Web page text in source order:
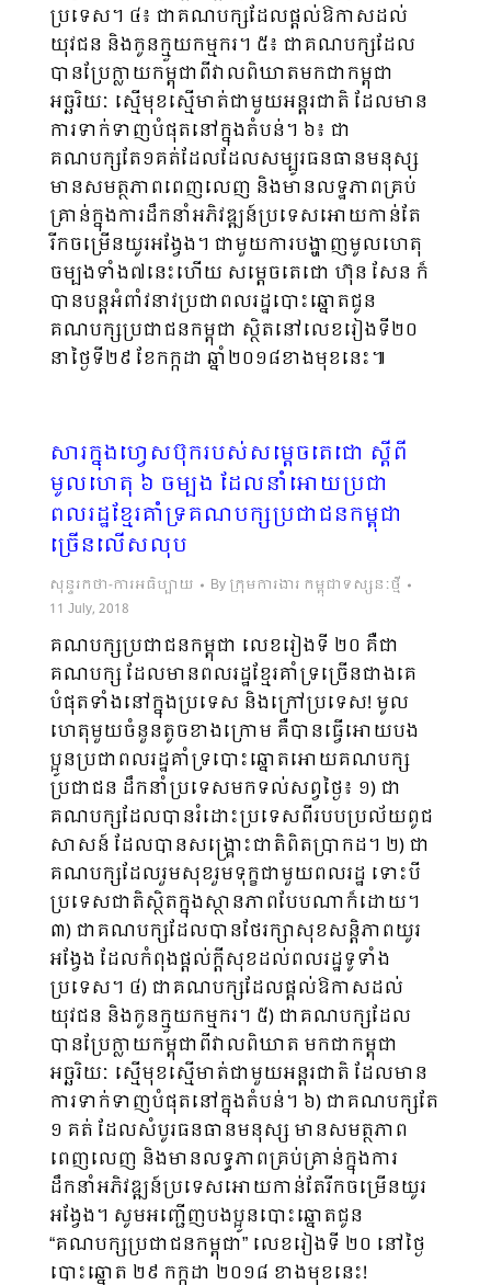
ប្រទេស។ ៤៖ ជាគណបក្សដែលផ្តល់ឱកាសដល់
យុវជន និងកូនក្មួយកម្មករ។ ៥៖ ជាគណបក្សដែល
បានប្រែក្លាយកម្ពុជាពីវាលពិឃាតមកជាកម្ពុជា
អច្ឆរិយៈ ស្មើមុខស្មើមាត់ជាមួយអន្តរជាតិ ដែលមាន
ការទាក់ទាញបំផុតនៅក្នុងតំបន់។ ៦៖ ជា
គណបក្សតែ១គត់ដែលដែលសម្បូរធនធានមនុស្ស
មានសមត្ថភាពពេញលេញ និងមានលទ្ឋភាពគ្រប់
គ្រាន់ក្នុងការដឹកនាំអភិវឌ្ឍន៍ប្រទេសអោយកាន់តែ
រីកចម្រើនយូរអង្វែង។ ជាមួយការបង្ហាញមូលហេតុ
ចម្បងទាំង៧នេះហើយ សម្តេចតេជោ ហ៊ុន សែន ក៏
បានបន្តអំពាំវនាវប្រជាពលរដ្ឋបោះឆ្នោតជូន
គណបក្សប្រជាជនកម្ពុជា ស្ថិតនៅលេខរៀងទី២០
នាថ្ងៃទី២៩ ខែកក្កដា ឆ្នាំ២០១៨ខាងមុខនេះ៕
សារក្នុងហ្វេសប៊ុករបស់សម្តេចតេជោ ស្តីពី
មូលហេតុ ៦ ចម្បង ដែលនាំអោយប្រជា
ពលរដ្ឋខ្មែរគាំទ្រគណបក្សប្រជាជនកម្ពុជា
ច្រើនលើសលុប
សុន្ទរកថា-ការអធិប្បាយ By ក្រុមការងារ កម្ពុជាទស្សនៈថ្មី
11 July, 2018
គណបក្សប្រជាជនកម្ពុជា លេខរៀងទី ២០ គឺជា
គណបក្ស ដែលមានពលរដ្ឋខ្មែរគាំទ្រច្រើនជាងគេ
បំផុតទាំងនៅក្នុងប្រទេស និងក្រៅប្រទេស! មូល
ហេតុមួយចំនួនតូចខាងក្រោម គឺបានធ្វើអោយបង
ប្អូនប្រជាពលរដ្ឋគាំទ្របោះឆ្នោតអោយគណបក្ស
ប្រជាជន ដឹកនាំប្រទេសមកទល់សព្វថ្ងៃ៖ ១) ជា
គណបក្សដែលបានរំដោះប្រទេសពីរបបប្រល័យពូជ
សាសន៍ ដែលបានសង្រ្គោះជាតិពិតប្រាកដ។ ២) ជា
គណបក្សដែលរួមសុខរួមទុក្ខជាមួយពលរដ្ឋ ទោះបី
ប្រទេសជាតិស្ថិតក្នុងស្ថានភាពបែបណាក៏ដោយ។
៣) ជាគណបក្សដែលបានថែរក្សាសុខសន្តិភាពយូរ
អង្វែង ដែលកំពុងផ្តល់ក្តីសុខដល់ពលរដ្ឋទូទាំង
ប្រទេស។ ៤) ជាគណបក្សដែលផ្តល់ឱកាសដល់
យុវជន និងកូនក្មួយកម្មករ។ ៥) ជាគណបក្សដែល
បានប្រែក្លាយកម្ពុជាពីវាលពិឃាត មកជាកម្ពុជា
អច្ឆរិយៈ ស្មើមុខស្មើមាត់ជាមួយអន្តរជាតិ ដែលមាន
ការទាក់ទាញបំផុតនៅក្នុងតំបន់។ ៦) ជាគណបក្សតែ
១ គត់ ដែលសំបូរធនធានមនុស្ស មានសមត្ថភាព
ពេញលេញ និងមានលទ្ធភាពគ្រប់គ្រាន់ក្នុងការ
ដឹកនាំអភិវឌ្ឍន៍ប្រទេសអោយកាន់តែរីកចម្រើនយូរ
អង្វែង។ សូមអញ្ជើញបងប្អូនបោះឆ្នោតជូន
“គណបក្សប្រជាជនកម្ពុជា” លេខរៀងទី ២០ នៅថ្ងៃ
បោះឆ្នោត ២៩ កក្កដា ២០១៨ ខាងមុខនេះ!